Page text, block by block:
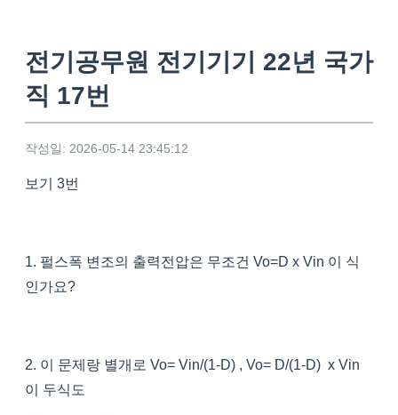
전기공무원 전기기기 22년 국가
직 17번
작성일: 2026-05-14 23:45:12
보기 3번
1. 펄스폭 변조의 출력전압은 무조건 Vo=D x Vin 이 식
인가요?
2. 이 문제랑 별개로 Vo= Vin/(1-D) , Vo= D/(1-D) x Vin
이 두식도